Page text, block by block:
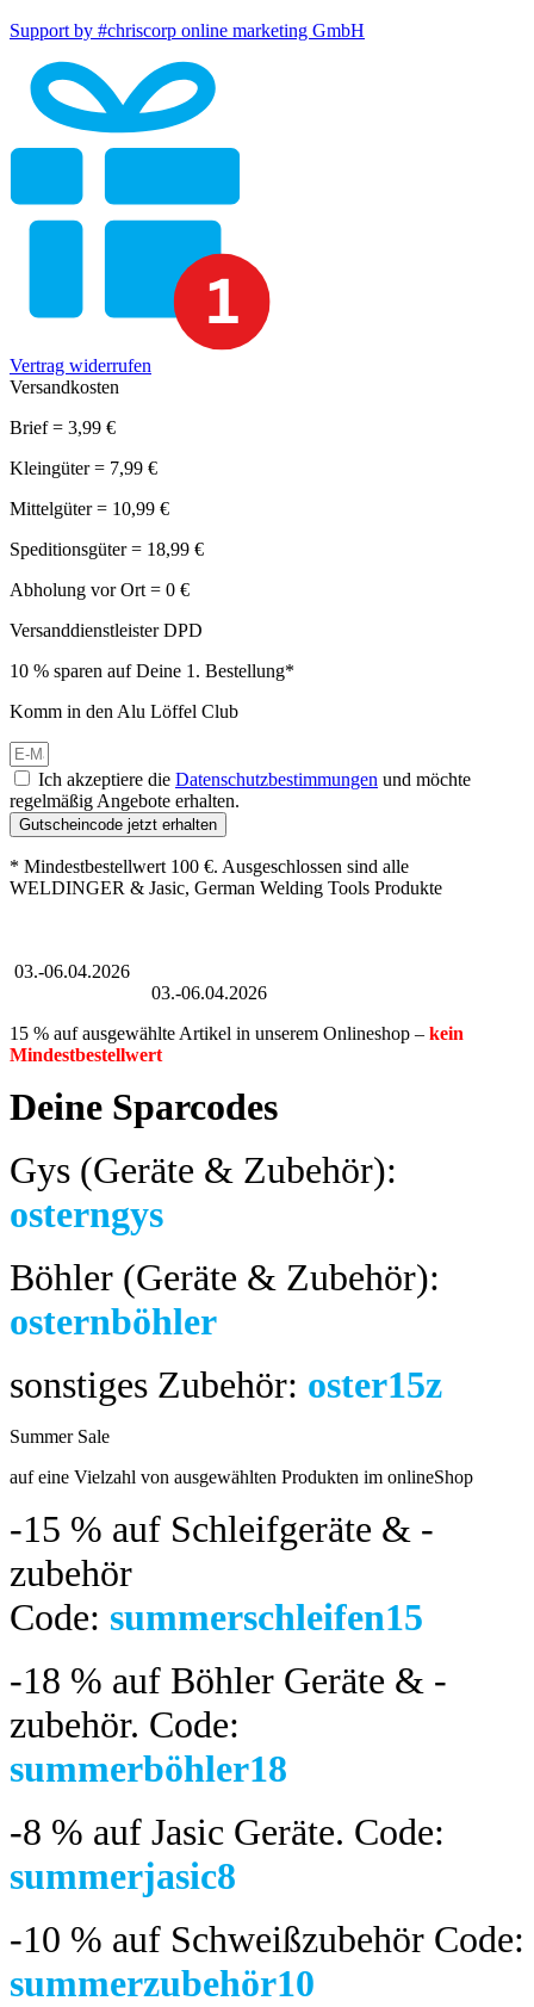
Support by #chriscorp online marketing GmbH
Vertrag widerrufen
Versandkosten
Brief = 3,99 €
Kleingüter = 7,99 €
Mittelgüter = 10,99 €
Speditionsgüter = 18,99 €
Abholung vor Ort = 0 €
Versanddienstleister DPD
10 % sparen auf Deine 1. Bestellung*
Komm in den Alu Löffel Club
Ich akzeptiere die Datenschutzbestimmungen und möchte
regelmäßig Angebote erhalten.
Gutscheincode jetzt erhalten
* Mindestbestellwert 100 €. Ausgeschlossen sind alle
WELDINGER & Jasic, German Welding Tools Produkte
03.-06.04.2026
03.-06.04.2026
15 % auf ausgewählte Artikel in unserem Onlineshop – kein
Mindestbestellwert
Deine Sparcodes
Gys (Geräte & Zubehör):
osterngys
Böhler (Geräte & Zubehör):
osternböhler
sonstiges Zubehör: oster15z
Summer Sale
auf eine Vielzahl von ausgewählten Produkten im onlineShop
-15 % auf Schleifgeräte & -
zubehör
Code: summerschleifen15
-18 % auf Böhler Geräte & -
zubehör. Code:
summerböhler18
-8 % auf Jasic Geräte. Code:
summerjasic8
-10 % auf Schweißzubehör Code:
summerzubehör10